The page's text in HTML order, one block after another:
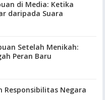
di Media: Ketika
daripada Suara
Setelah Menikah:
Peran Baru
Negara